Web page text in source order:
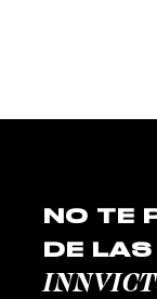
NO TE
DE LAS